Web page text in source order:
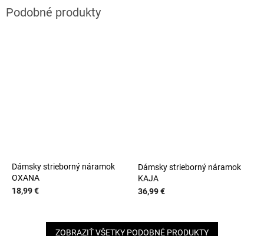
Dámsky strieborný náramok
OXANA
18,99 €
Dámsky strieborný náramok
KAJA
36,99 €
ZOBRAZIŤ VŠETKY PODOBNÉ PRODUKTY